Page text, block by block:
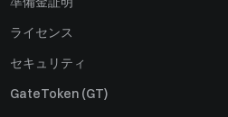
ライセンス
セキュリティ
GateToken (GT)